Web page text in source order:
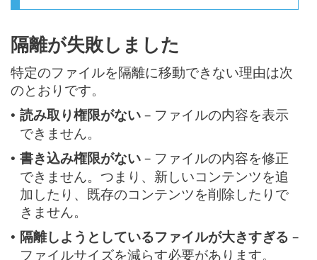
隔離が失敗しました
特定のファイルを隔離に移動できない理由は次
のとおりです。
• 読み取り権限がない – ファイルの内容を表示
できません。
• 書き込み権限がない – ファイルの内容を修正
できません。つまり、新しいコンテンツを追
加したり、既存のコンテンツを削除したりで
きません。
• 隔離しようとしているファイルが大きすぎる –
ファイルサイズを減らす必要があります。